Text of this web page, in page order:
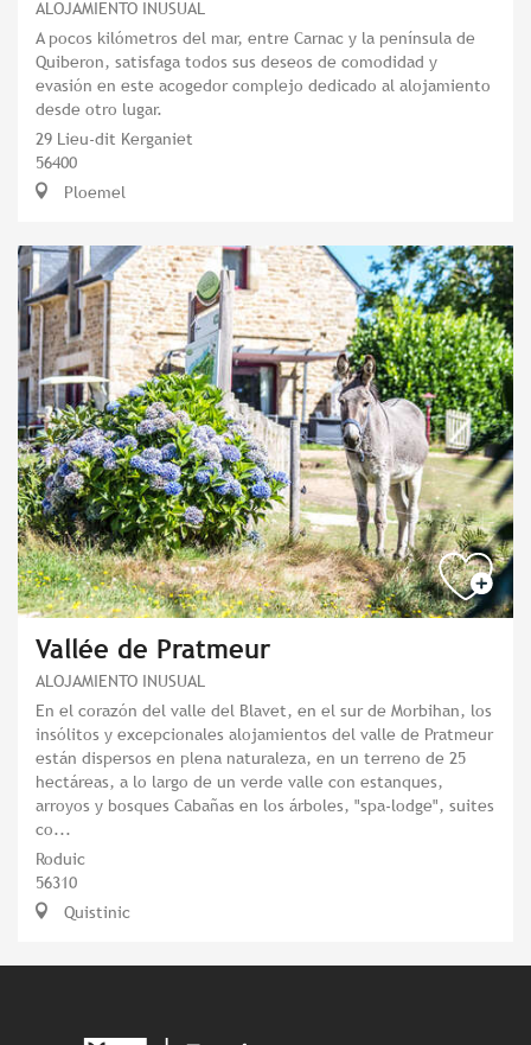
ALOJAMIENTO INUSUAL
A pocos kilómetros del mar, entre Carnac y la península de
Quiberon, satisfaga todos sus deseos de comodidad y
evasión en este acogedor complejo dedicado al alojamiento
desde otro lugar.
29 Lieu-dit Kerganiet
56400
Ploemel
Vallée de Pratmeur
ALOJAMIENTO INUSUAL
En el corazón del valle del Blavet, en el sur de Morbihan, los
insólitos y excepcionales alojamientos del valle de Pratmeur
están dispersos en plena naturaleza, en un terreno de 25
hectáreas, a lo largo de un verde valle con estanques,
arroyos y bosques Cabañas en los árboles, "spa-lodge", suites
co...
Roduic
56310
Quistinic